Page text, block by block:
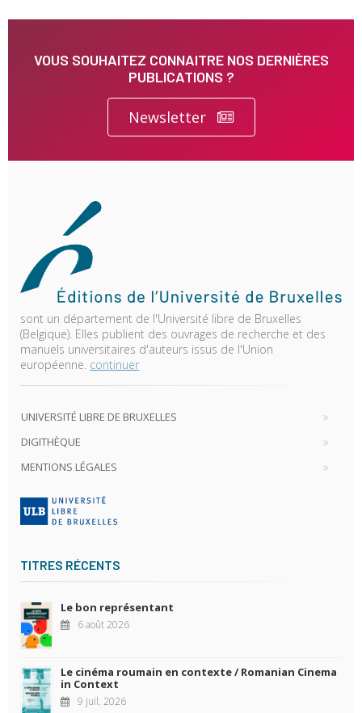
VOUS SOUHAITEZ CONNAITRE NOS DERNIÈRES
PUBLICATIONS ?
Newsletter
sont un département de l'Université libre de Bruxelles
(Belgique). Elles publient des ouvrages de recherche et des
manuels universitaires d'auteurs issus de l'Union
européenne. continuer
UNIVERSITÉ LIBRE DE BRUXELLES
DIGITHÈQUE
MENTIONS LÉGALES
TITRES RÉCENTS
Le bon représentant
6 août 2026
Le cinéma roumain en contexte / Romanian Cinema
in Context
9 juil. 2026